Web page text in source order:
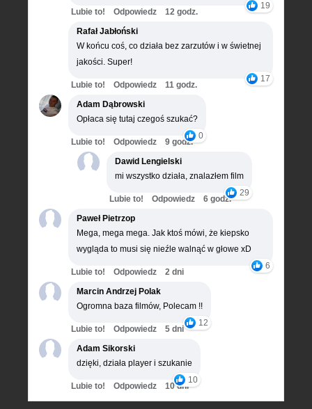
19
Lubie to! Odpowiedz
12 godz.
Rafał Jabłoński
W końcu coś, co działa bez zarzutów i w świetnej
jakości. Super!
17
Lubie to! Odpowiedz
11 godz.
Adam Dąbrowski
Opłaca się tutaj czegoś szukać?
0
Lubie to! Odpowiedz
9 godz.
Dawid Lengielski
mi wszystko działa, znalazłem film
29
Lubie to! Odpowiedz
6 godz.
Paweł Pietrzop
Mega, mega mega. Jak ktoś mówi, że kiepsko
wygląda to musi się nieźle walnąć w głowe xD
6
Lubie to! Odpowiedz
2 dni
Marcin Andrzej Polak
Ogromna baza filmów, Polecam !!
12
Lubie to! Odpowiedz
5 dni
Adam Sikorski
dzięki, działa player i szukanie
10
Lubie to! Odpowiedz 10 dni